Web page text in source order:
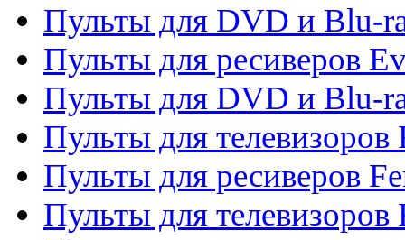
Пульты для DVD и Blu-
Пульты для ресиверов
Пульты для DVD и Blu-
Пульты для телевизоров
Пульты для ресиверов
Пульты для